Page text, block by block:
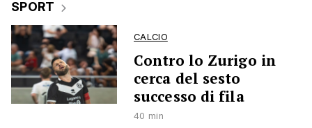
SPORT
CALCIO
Contro lo Zurigo in
cerca del sesto
successo di fila
40 min